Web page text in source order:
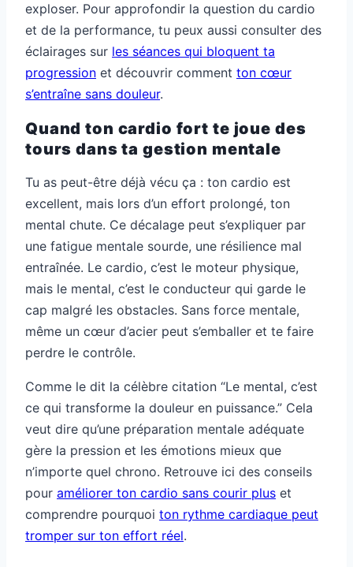
exploser. Pour approfondir la question du cardio
et de la performance, tu peux aussi consulter des
éclairages sur les séances qui bloquent ta
progression et découvrir comment ton cœur
s’entraîne sans douleur.
Quand ton cardio fort te joue des
tours dans ta gestion mentale
Tu as peut-être déjà vécu ça : ton cardio est
excellent, mais lors d’un effort prolongé, ton
mental chute. Ce décalage peut s’expliquer par
une fatigue mentale sourde, une résilience mal
entraînée. Le cardio, c’est le moteur physique,
mais le mental, c’est le conducteur qui garde le
cap malgré les obstacles. Sans force mentale,
même un cœur d’acier peut s’emballer et te faire
perdre le contrôle.
Comme le dit la célèbre citation “Le mental, c’est
ce qui transforme la douleur en puissance.” Cela
veut dire qu’une préparation mentale adéquate
gère la pression et les émotions mieux que
n’importe quel chrono. Retrouve ici des conseils
pour améliorer ton cardio sans courir plus et
comprendre pourquoi ton rythme cardiaque peut
tromper sur ton effort réel.